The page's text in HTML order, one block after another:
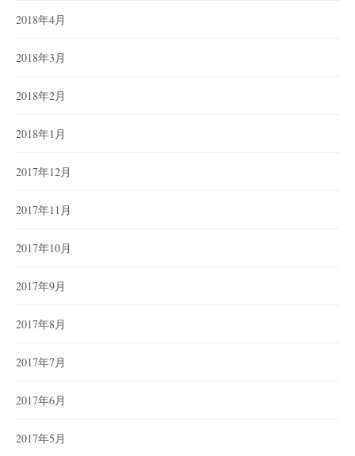
2018年4月
2018年3月
2018年2月
2018年1月
2017年12月
2017年11月
2017年10月
2017年9月
2017年8月
2017年7月
2017年6月
2017年5月